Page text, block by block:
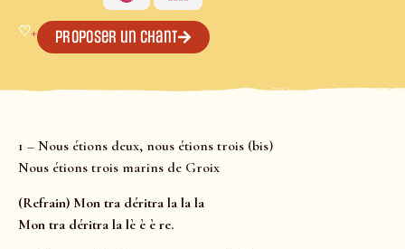
♡+ Proposer un chant
1 – Nous étions deux, nous étions trois (bis)
Nous étions trois marins de Groix
(Refrain) Mon tra déritra la la la
Mon tra déritra la lè è è re.